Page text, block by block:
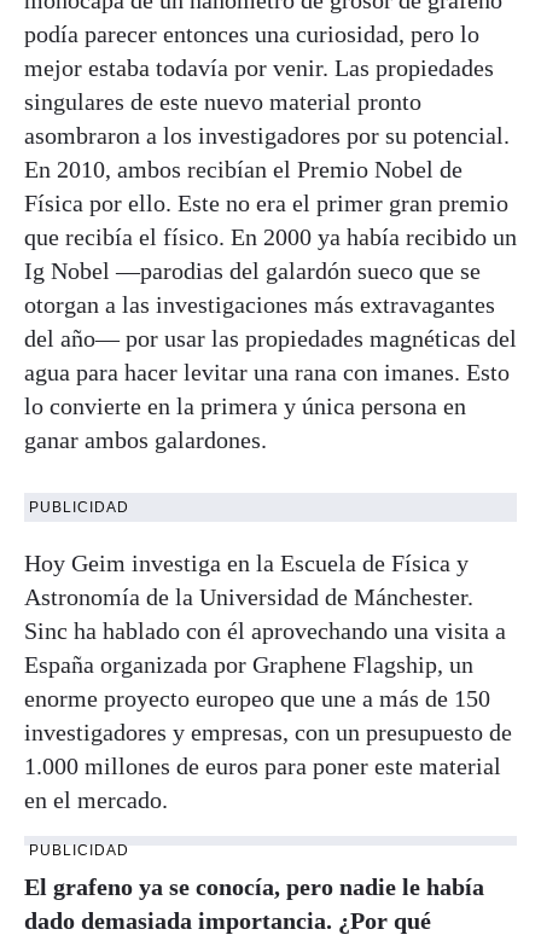
podía parecer entonces una curiosidad, pero lo
mejor estaba todavía por venir. Las propiedades
singulares de este nuevo material pronto
asombraron a los investigadores por su potencial.
En 2010, ambos recibían el Premio Nobel de
Física por ello. Este no era el primer gran premio
que recibía el físico. En 2000 ya había recibido un
Ig Nobel —parodias del galardón sueco que se
otorgan a las investigaciones más extravagantes
del año— por usar las propiedades magnéticas del
agua para hacer levitar una rana con imanes. Esto
lo convierte en la primera y única persona en
ganar ambos galardones.
PUBLICIDAD
Hoy Geim investiga en la Escuela de Física y
Astronomía de la Universidad de Mánchester.
Sinc ha hablado con él aprovechando una visita a
España organizada por Graphene Flagship, un
enorme proyecto europeo que une a más de 150
investigadores y empresas, con un presupuesto de
1.000 millones de euros para poner este material
en el mercado.
PUBLICIDAD
El grafeno ya se conocía, pero nadie le había
dado demasiada importancia. ¿Por qué